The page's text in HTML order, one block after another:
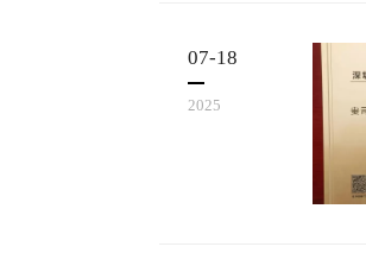
2025
07-18